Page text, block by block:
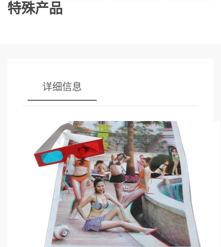
特殊产品
详细信息